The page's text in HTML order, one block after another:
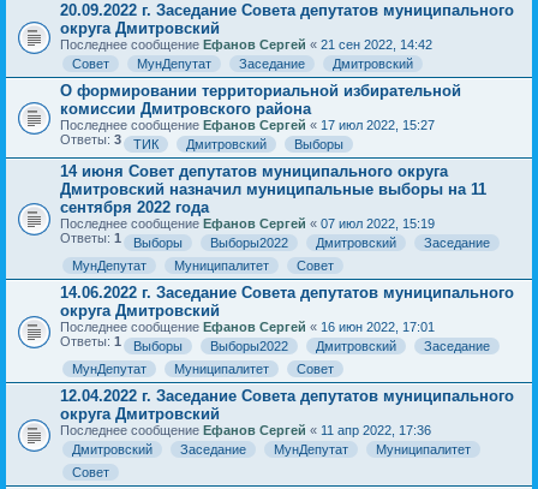
20.09.2022 г. Заседание Совета депутатов муниципального
округа Дмитровский
Последнее сообщение Ефанов Сергей « 21 сен 2022, 14:42
Совет
МунДепутат Заседание Дмитровский
О формировании территориальной избирательной
комиссии Дмитровского района
Последнее сообщение Ефанов Сергей « 17 июл 2022, 15:27
Ответы: 3 ТИК Дмитровский Выборы
14 июня Совет депутатов муниципального округа
Дмитровский назначил муниципальные выборы на 11
сентября 2022 года
Последнее сообщение Ефанов Сергей « 07 июл 2022, 15:19
Ответы: 1 Выборы Выборы2022 Дмитровский
Заседание
МунДепутат
Муниципалитет Совет
14.06.2022 г. Заседание Совета депутатов муниципального
округа Дмитровский
Последнее сообщение Ефанов Сергей « 16 июн 2022, 17:01
Ответы: 1 Выборы Выборы2022 Дмитровский
Заседание
МунДепутат
Муниципалитет Совет
12.04.2022 г. Заседание Совета депутатов муниципального
округа Дмитровский
Последнее сообщение Ефанов Сергей « 11 апр 2022, 17:36
Дмитровский
Заседание МунДепутат
Муниципалитет
Совет